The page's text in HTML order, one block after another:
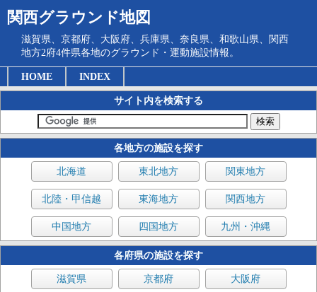
関西グラウンド地図
滋賀県、京都府、大阪府、兵庫県、奈良県、和歌山県、関西
地方2府4件県各地のグラウンド・運動施設情報。
HOME INDEX
サイト内を検索する
各地方の施設を探す
北海道 東北地方 関東地方
北陸・甲信越 東海地方 関西地方
中国地方 四国地方 九州・沖縄
各府県の施設を探す
滋賀県 京都府 大阪府